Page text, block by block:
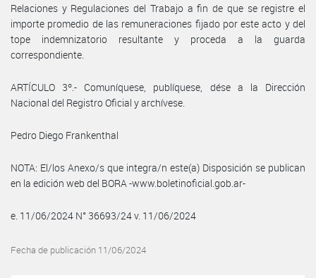
Relaciones y Regulaciones del Trabajo a fin de que se registre el
importe promedio de las remuneraciones fijado por este acto y del
tope indemnizatorio resultante y proceda a la guarda
correspondiente.
ARTÍCULO 3º.- Comuníquese, publíquese, dése a la Dirección
Nacional del Registro Oficial y archívese.
Pedro Diego Frankenthal
NOTA: El/los Anexo/s que integra/n este(a) Disposición se publican
en la edición web del BORA -www.boletinoficial.gob.ar-
e. 11/06/2024 N° 36693/24 v. 11/06/2024
Fecha de publicación 11/06/2024